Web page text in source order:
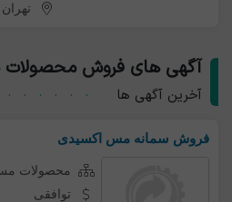
تهران
آگهی های فروش
آخرین آگهی ها
فروش سمانه مس اکسیدی
محصولات
توافقی